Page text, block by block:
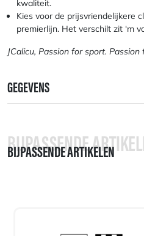
kwaliteit.
Kies voor de prijsvriendelijkere
premierlijn. Het verschilt zit ‘m
JCalicu, Passion for sport. Passion
GEGEVENS
BIJPASSENDE
BIJPASSENDE ARTIKELEN